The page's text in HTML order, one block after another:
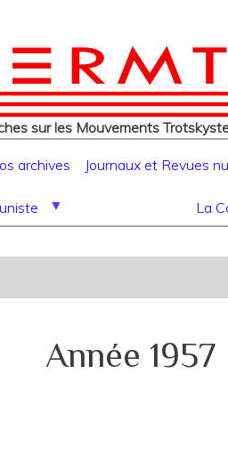
contenu
principal
sur les Mouvements
archives Journaux et Revues
La
Année 1957